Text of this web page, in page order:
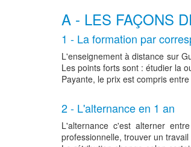
A - LES FAÇONS
1 - La formation par
L'enseignement à distance sur
Les points forts sont : étudier la
Payante, le prix est compris
2 - L'alternance en 1 an
L'alternance c'est alterner
professionnelle, trouver un